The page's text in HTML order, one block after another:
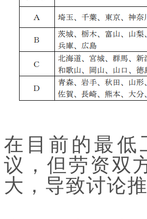
在目前的最低
议，但劳资双
大，导致讨论